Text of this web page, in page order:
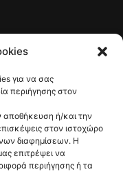
για να σας
περιήγησης στον
αποθήκευση ή/και την
στον ιστοχώρο
διαφημίσεων. Η
επιτρέψει να
περιήγησης ή τα